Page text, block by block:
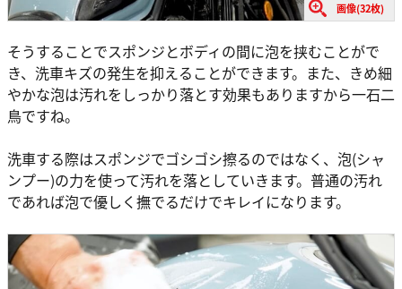
画像(32枚)
そうすることでスポンジとボディの間に泡を挟むことがで
き、洗車キズの発生を抑えることができます。また、きめ細
やかな泡は汚れをしっかり落とす効果もありますから一石二
鳥ですね。
洗車する際はスポンジでゴシゴシ擦るのではなく、泡(シャ
ンプー)の力を使って汚れを落としていきます。普通の汚れ
であれば泡で優しく撫でるだけでキレイになります。